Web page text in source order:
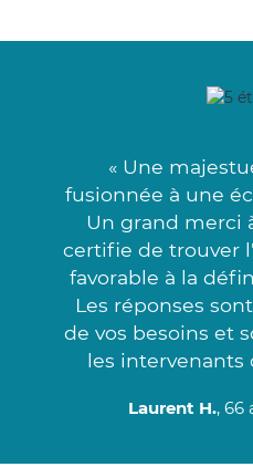
« Une
fusionnée à une
Un grand merci
certifie de trouver
favorable à la
Les réponses
de vos besoins et
les intervenants
Laurent H., 66